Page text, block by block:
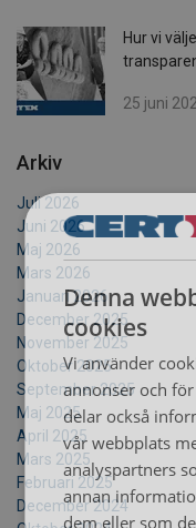
Hur vi
25 juni
Arkiv
Juli 2026
Juni 2026
Maj 2026
Mars 2026
Januari 2026
December 2025
November 2025
Oktober 2025
September 2025
Maj 2025
April 2025
Mars 2025
Februari 2025
December 2024
Denna
cookies
Vi använder
annonser och
delar också
vår webbplats
analyspartners
annan
dem eller som